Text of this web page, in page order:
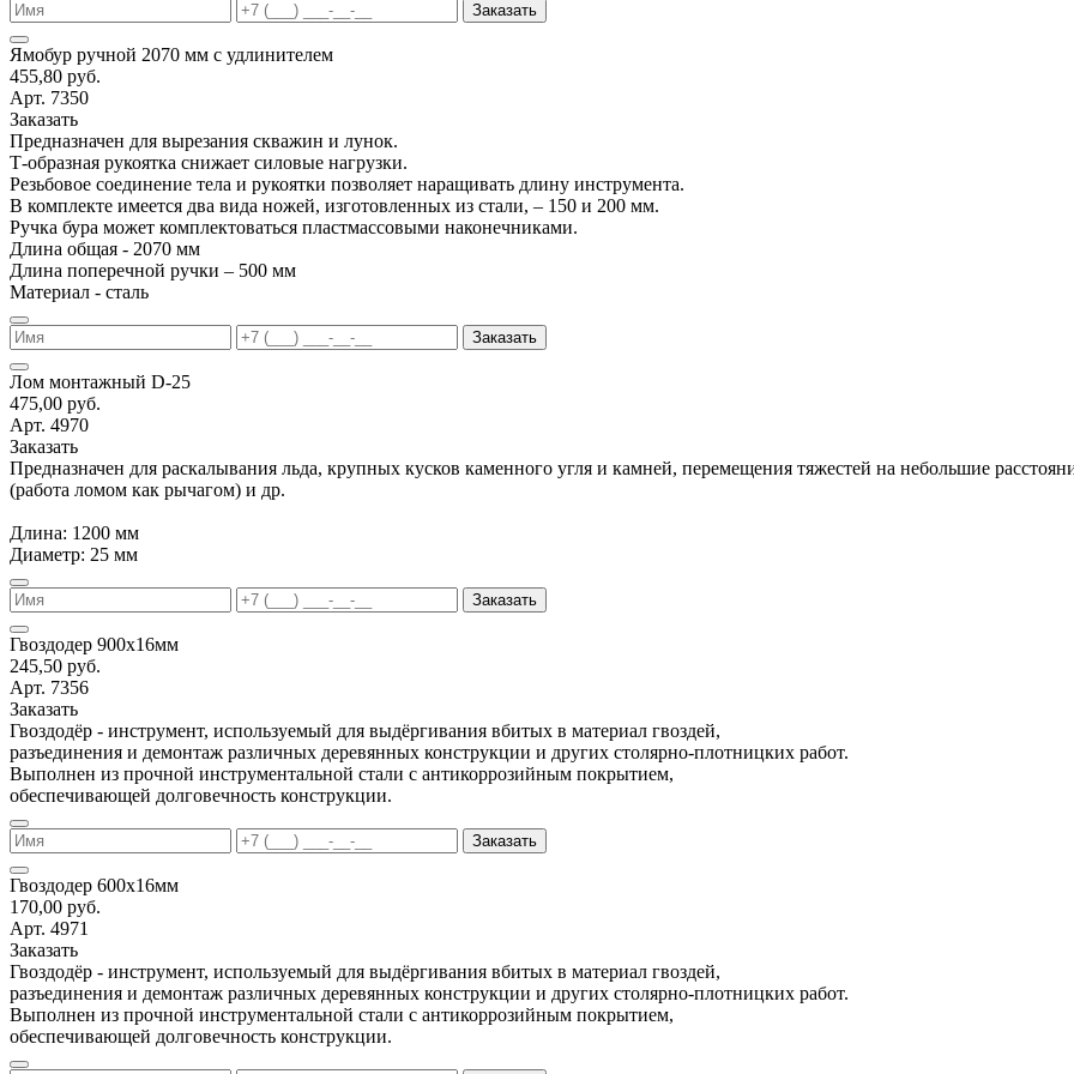
Заказать
Ямобур ручной 2070 мм с удлинителем
455,80 руб.
Арт. 7350
Заказать
Предназначен для вырезания скважин и лунок.
Т-образная рукоятка снижает силовые нагрузки.
Резьбовое соединение тела и рукоятки позволяет наращивать длину инструмента.
В комплекте имеется два вида ножей, изготовленных из стали, – 150 и 200 мм.
Ручка бура может комплектоваться пластмассовыми наконечниками.
Длина общая - 2070 мм
Длина поперечной ручки – 500 мм
Материал - сталь
Заказать
Лом монтажный D-25
475,00 руб.
Арт. 4970
Заказать
Предназначен для раскалывания льда, крупных кусков каменного угля и камней, перемещения тяжестей на небольшие
(работа ломом как рычагом) и др.
Длина: 1200 мм
Диаметр: 25 мм
Заказать
Гвоздодер 900х16мм
245,50 руб.
Арт. 7356
Заказать
Гвоздодёр - инструмент, используемый для выдёргивания вбитых в материал гвоздей,
разъединения и демонтаж различных деревянных конструкции и других столярно-плотницких работ.
Выполнен из прочной инструментальной стали с антикоррозийным покрытием,
обеспечивающей долговечность конструкции.
Заказать
Гвоздодер 600х16мм
170,00 руб.
Арт. 4971
Заказать
Гвоздодёр - инструмент, используемый для выдёргивания вбитых в материал гвоздей,
разъединения и демонтаж различных деревянных конструкции и других столярно-плотницких работ.
Выполнен из прочной инструментальной стали с антикоррозийным покрытием,
обеспечивающей долговечность конструкции.